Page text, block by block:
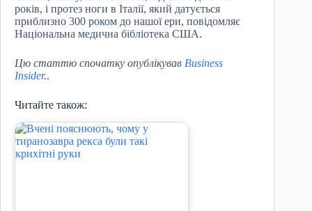
років, і протез ноги в Італії, який датується
приблизно 300 роком до нашої ери, повідомляє
Національна медична бібліотека США.
Цю статтю спочатку опублікував Business
Insider..
Читайте також: